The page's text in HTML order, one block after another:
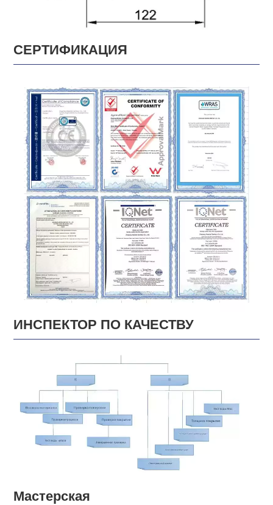
СЕРТИФИКАЦИЯ
ИНСПЕКТОР ПО КАЧЕСТВУ
Мастерская